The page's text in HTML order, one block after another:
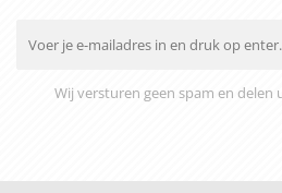
Wij versturen geen spam en delen